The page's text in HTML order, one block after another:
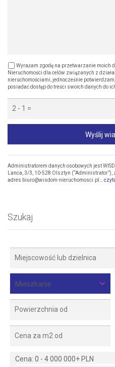
Wyrażam zgodę na przetwarzanie moich
Nieruchomości dla celów związanych z
nieruchomościami, jednocześnie
posiadać dostęp do treści swoich danych do
Wyślij
Administratorem danych osobowych jest
Lanca, 3/3, 10-528 Olsztyn
adres biuro@wisdom-nieruchomosci.pl…
Szukaj
Mieszkanie
Cena: 0 - 4 000 000+ PLN